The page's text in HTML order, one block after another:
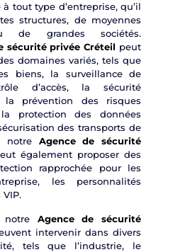
à tout type d’entreprise, qu’il
structures, de moyennes
de grandes sociétés.
sécurité privée Créteil peut
domaines variés, tels que
biens, la surveillance de
d’accès, la sécurité
la prévention des risques
la protection des données
des transports de
notre Agence de sécurité
également proposer des
rapprochée pour les
les personnalités
notre Agence de sécurité
intervenir dans divers
tels que l’industrie, le